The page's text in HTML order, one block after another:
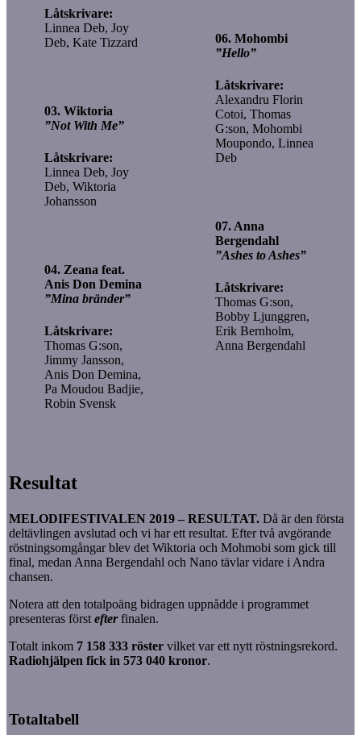
Låtskrivare:
Linnea Deb, Joy
Deb, Kate Tizzard
03. Wiktoria
”Not With Me”
Låtskrivare:
Linnea Deb, Joy
Deb, Wiktoria
Johansson
04. Zeana feat.
Anis Don Demina
”Mina bränder”
Låtskrivare:
Thomas G:son,
Jimmy Jansson,
Anis Don Demina,
Pa Moudou Badjie,
Robin Svensk
06. Mohombi
”Hello”
Låtskrivare:
Alexandru Florin
Cotoi, Thomas
G:son, Mohombi
Moupondo, Linnea
Deb
07. Anna
Bergendahl
”Ashes to Ashes”
Låtskrivare:
Thomas G:son,
Bobby Ljunggren,
Erik Bernholm,
Anna Bergendahl
Resultat
MELODIFESTIVALEN 2019 – RESULTAT. Då är den första
deltävlingen avslutad och vi har ett resultat. Efter två avgörande
röstningsomgångar blev det Wiktoria och Mohmobi som gick till
final, medan Anna Bergendahl och Nano tävlar vidare i Andra
chansen.
Notera att den totalpoäng bidragen uppnådde i programmet
presenteras först efterfinalen.
Totalt inkom 7 158 333 röster vilket var ett nytt röstningsrekord.
Radiohjälpen fick in 573 040 kronor.
Totaltabell